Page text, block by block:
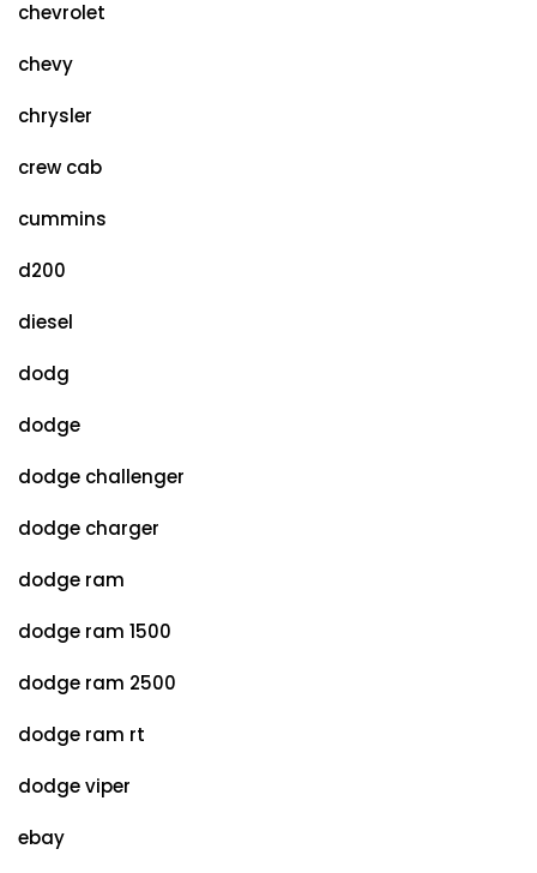
chevrolet
chevy
chrysler
crew cab
cummins
d200
diesel
dodg
dodge
dodge challenger
dodge charger
dodge ram
dodge ram 1500
dodge ram 2500
dodge ram rt
dodge viper
ebay